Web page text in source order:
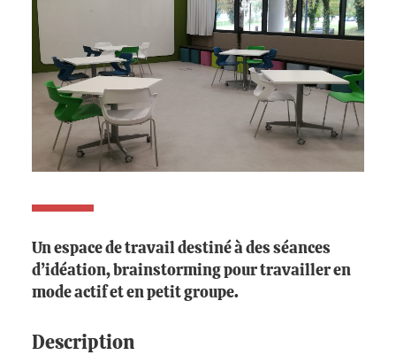
Un espace de travail destiné à des séances
d’idéation, brainstorming pour travailler en
mode actif et en petit groupe.
Description